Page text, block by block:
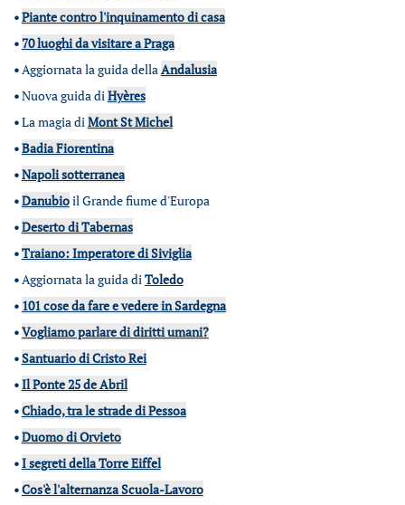
•Piante contro l'inquinamento di casa
• 70 luoghi da visitare a Praga
•Aggiornata la guida dellaAndalusia
•Nuova guida diHyères
•La magia diMont St Michel
•Badia Fiorentina
•Napoli sotterranea
•Danubioil Grande fiume d'Europa
•Deserto di Tabernas
•Traiano: Imperatore di Siviglia
•Aggiornata la guida diToledo
• 101 cose da fare e vedere in Sardegna
•Vogliamo parlare di diritti umani?
•Santuario di Cristo Rei
•Il Ponte 25 de Abril
•Chiado, tra le strade di Pessoa
•Duomo di Orvieto
•I segreti della Torre Eiffel
•Cos'è l'alternanza Scuola-Lavoro